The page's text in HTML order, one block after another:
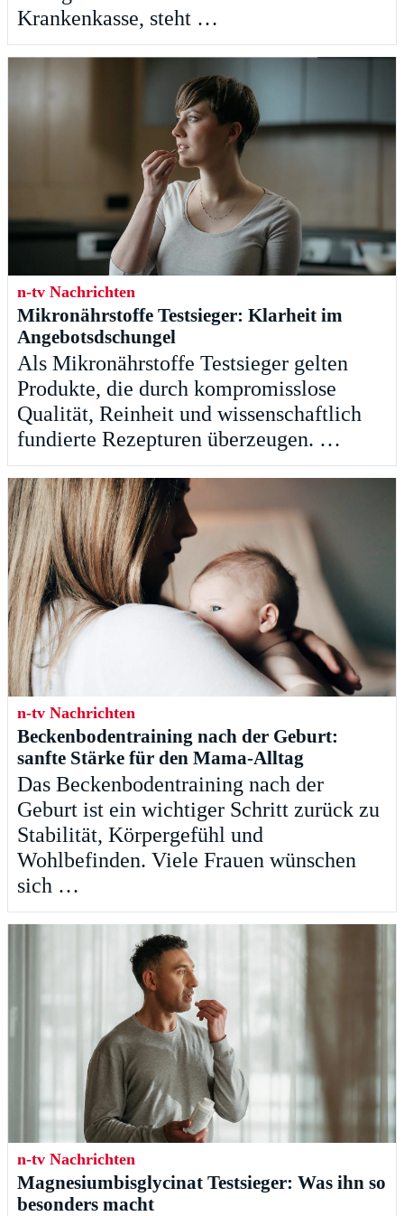
Krankenkasse, steht …
n-tv Nachrichten
Mikronährstoffe Testsieger: Klarheit im
Angebotsdschungel
Als Mikronährstoffe Testsieger gelten
Produkte, die durch kompromisslose
Qualität, Reinheit und wissenschaftlich
fundierte Rezepturen überzeugen. …
n-tv Nachrichten
Beckenbodentraining nach der Geburt:
sanfte Stärke für den Mama-Alltag
Das Beckenbodentraining nach der
Geburt ist ein wichtiger Schritt zurück zu
Stabilität, Körpergefühl und
Wohlbefinden. Viele Frauen wünschen
sich …
n-tv Nachrichten
Magnesiumbisglycinat Testsieger: Was ihn so
besonders macht